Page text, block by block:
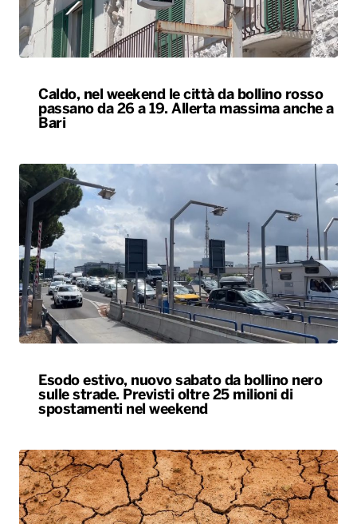
Caldo, nel weekend le città da bollino rosso
passano da 26 a 19. Allerta massima anche a
Bari
Esodo estivo, nuovo sabato da bollino nero
sulle strade. Previsti oltre 25 milioni di
spostamenti nel weekend